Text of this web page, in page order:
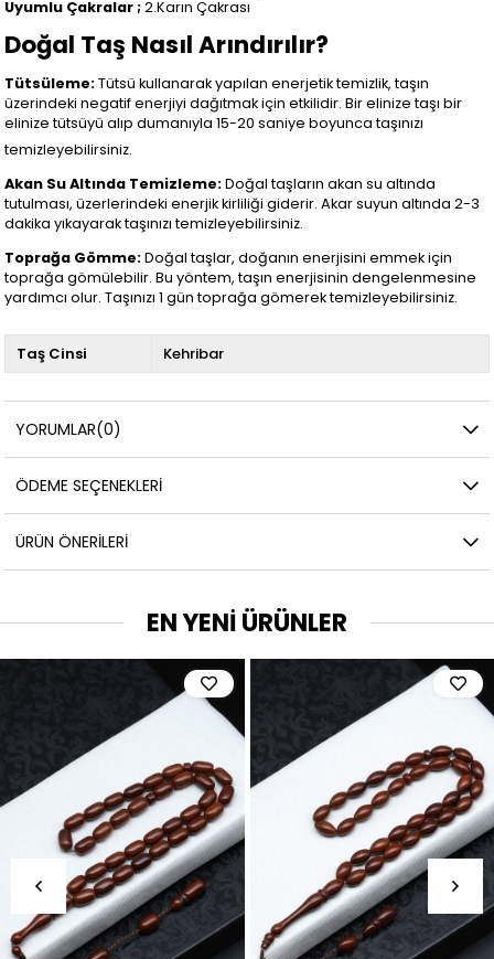
Uyumlu Çakralar ;2.Karın Çakrası
Doğal Taş Nasıl Arındırılır?
Tütsüleme:Tütsü kullanarak yapılan enerjetik temizlik, taşın
üzerindeki negatif enerjiyi dağıtmak için etkilidir. Bir elinize taşı bir
elinize tütsüyü alıp dumanıyla 15-20 saniye boyunca taşınızı
temizleyebilirsiniz.
Akan Su Altında Temizleme:Doğal taşların akan su altında
tutulması, üzerlerindeki enerjik kirliliği giderir. Akar suyun altında 2-3
dakika yıkayarak taşınızı temizleyebilirsiniz.
Toprağa Gömme:Doğal taşlar, doğanın enerjisini emmek için
toprağa gömülebilir. Bu yöntem, taşın enerjisinin dengelenmesine
yardımcı olur. Taşınızı 1 gün toprağa gömerek temizleyebilirsiniz.
Taş Cinsi Kehribar
YORUMLAR(0)
ÖDEME SEÇENEKLERI
ÜRÜN ÖNERILERI
EN YENİ ÜRÜNLER